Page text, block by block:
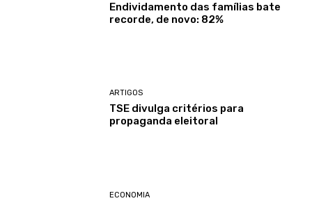
Endividamento das famílias bate
recorde, de novo: 82%
ARTIGOS
TSE divulga critérios para
propaganda eleitoral
ECONOMIA